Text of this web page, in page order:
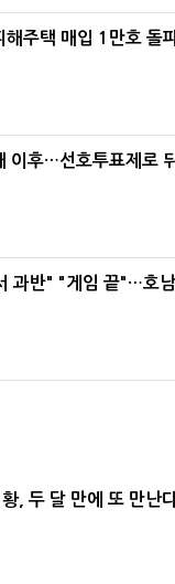
해주택 매입 1만호
이후…선호투표제로
과반" "게임 끝"…호
, 두 달 만에 또 만난